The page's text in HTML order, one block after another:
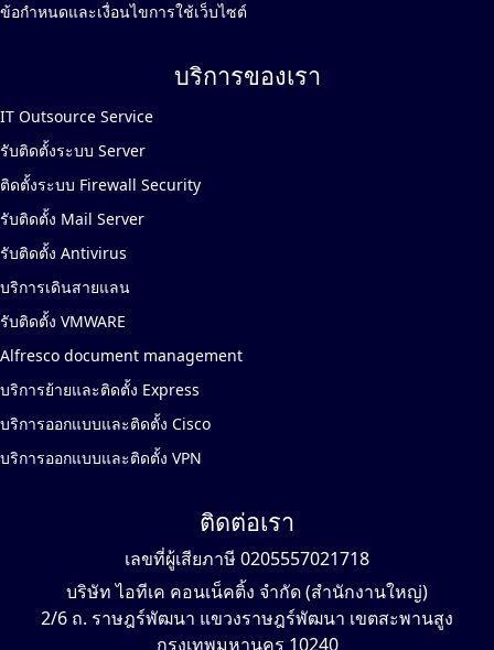
ข้อกำหนดและเงื่อนไขการใช้เว็บไซต์
บริการของเรา
IT Outsource Service
รับติดตั้งระบบ Server
ติดตั้งระบบ Firewall Security
รับติดตั้ง Mail Server
รับติดตั้ง Antivirus
บริการเดินสายแลน
รับติดตั้ง VMWARE
Alfresco document management
บริการย้ายและติดตั้ง Express
บริการออกแบบและติดตั้ง Cisco
บริการออกแบบและติดตั้ง VPN
ติดต่อเรา
เลขที่ผู้เสียภาษี 0205557021718
บริษัท ไอทีเค คอนเน็คติ้ง จำกัด (สำนักงานใหญ่)
2/6 ถ. ราษฎร์พัฒนา แขวงราษฎร์พัฒนา เขตสะพานสูง
กรุงเทพมหานคร 10240